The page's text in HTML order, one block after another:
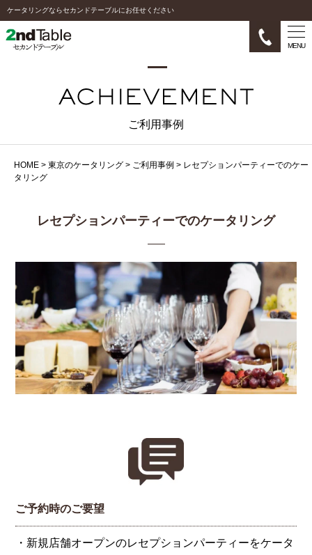
ケータリングならセカンドテーブルにお任せください
MENU
ご利用事例
HOME > 東京のケータリング > ご利用事例 > レセプションパーティーでのケー
タリング
レセプションパーティーでのケータリング
ご予約時のご要望
・新規店舗オープンのレセプションパーティーをケータ